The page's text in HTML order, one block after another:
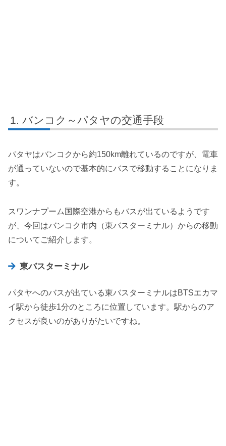
バンコク～パタヤの交通手段
パタヤはバンコクから約150km離れているのですが、電車
が通っていないので基本的にバスで移動することになりま
す。
スワンナプーム国際空港からもバスが出ているようです
が、今回はバンコク市内（東バスターミナル）からの移動
についてご紹介します。
東バスターミナル
パタヤへのバスが出ている東バスターミナルはBTSエカマ
イ駅から徒歩1分のところに位置しています。駅からのア
クセスが良いのがありがたいですね。